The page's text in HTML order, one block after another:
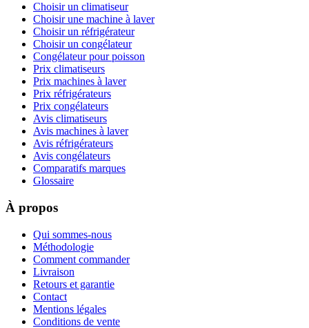
Choisir un climatiseur
Choisir une machine à laver
Choisir un réfrigérateur
Choisir un congélateur
Congélateur pour poisson
Prix climatiseurs
Prix machines à laver
Prix réfrigérateurs
Prix congélateurs
Avis climatiseurs
Avis machines à laver
Avis réfrigérateurs
Avis congélateurs
Comparatifs marques
Glossaire
À propos
Qui sommes-nous
Méthodologie
Comment commander
Livraison
Retours et garantie
Contact
Mentions légales
Conditions de vente